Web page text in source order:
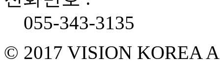
055-343-3135
© 2017 VISION KOREA